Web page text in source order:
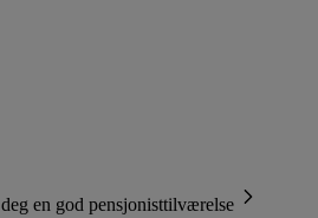
en god pensjonisttilværelse